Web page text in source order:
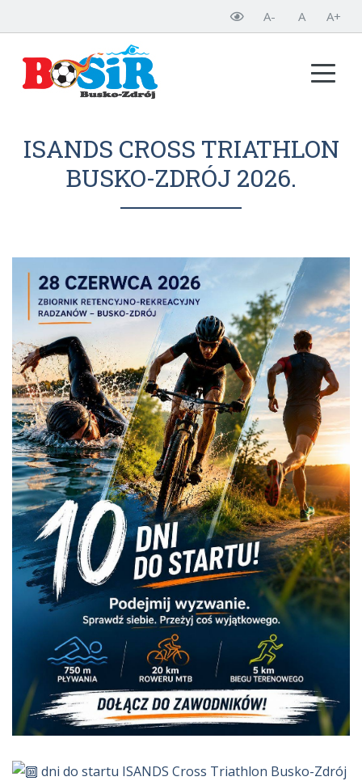
A- A A+
ISANDS CROSS TRIATHLON
BUSKO-ZDRÓJ 2026.
dni do startu ISANDS Cross Triathlon Busko-Zdrój